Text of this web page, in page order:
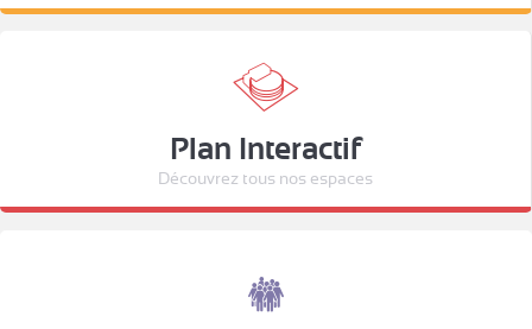
Plan Interactif
Découvrez tous nos espaces